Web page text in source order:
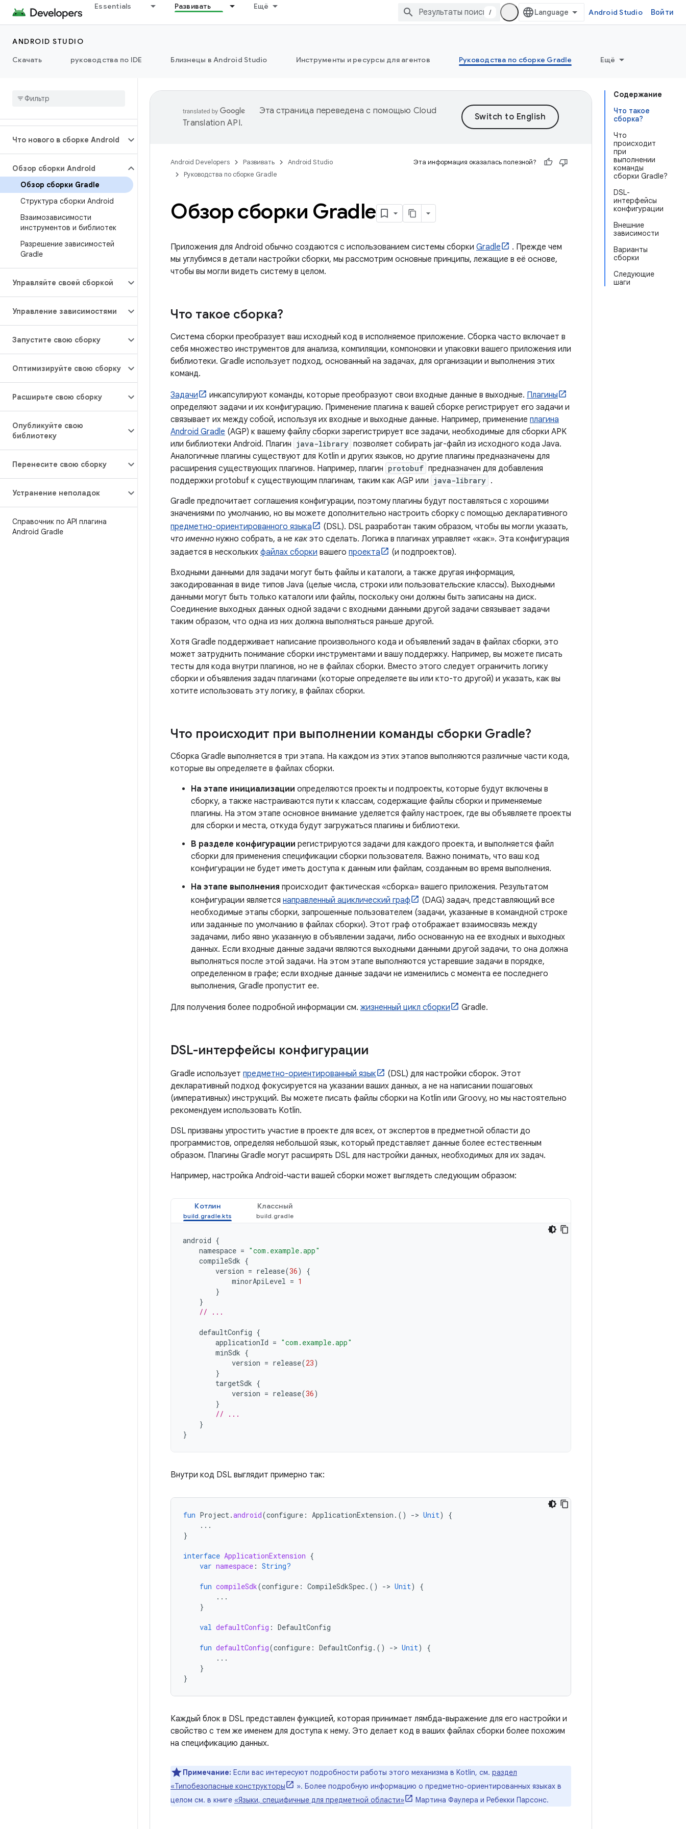
Essentials Развивать Ещё
/ Android Studio Войти
ANDROID STUDIO
Скачать
руководства по IDE Близнецы в Android Studio Инструменты и ресурсы для агентов Руководства по сборке Gradle Ещё
Что нового в сборке Android
Обзор сборки Android
Обзор сборки Gradle
Структура сборки Android
Взаимозависимости
инструментов и библиотек
Разрешение зависимостей
Gradle
Управляйте своей сборкой
Управление зависимостями
Запустите свою сборку
Оптимизируйте свою сборку
Расширьте свою сборку
Опубликуйте свою
библиотеку
Перенесите свою сборку
Устранение неполадок
Справочник по API плагина
Android Gradle
Содержание
Что такое
сборка?
Что
происходит
при
выполнении
команды
сборки Gradle?
DSL-
интерфейсы
конфигурации
Внешние
зависимости
Варианты
сборки
Следующие
шаги
Эта страница переведена с помощью Cloud
Translation API.
Android Developers Развивать
Android Studio
Руководства по сборке Gradle
Эта информация оказалась полезной?
Обзор сборки Gradle
Приложения для Android обычно создаются с использованием системы сборки Gradle
. Прежде чем
мы углубимся в детали настройки сборки, мы рассмотрим основные принципы, лежащие в её основе,
чтобы вы могли видеть систему в целом.
Что такое сборка?
Система сборки преобразует ваш исходный код в исполняемое приложение. Сборка часто включает в
себя множество инструментов для анализа, компиляции, компоновки и упаковки вашего приложения или
библиотеки. Gradle использует подход, основанный на задачах, для организации и выполнения этих
команд.
Задачи инкапсулируют команды, которые преобразуют свои входные данные в выходные. Плагины
определяют задачи и их конфигурацию. Применение плагина к вашей сборке регистрирует его задачи и
связывает их между собой, используя их входные и выходные данные. Например, применение плагина
Android Gradle (AGP) к вашему файлу сборки зарегистрирует все задачи, необходимые для сборки APK
или библиотеки Android. Плагин java-library позволяет собирать jar-файл из исходного кода Java.
Аналогичные плагины существуют для Kotlin и других языков, но другие плагины предназначены для
расширения существующих плагинов. Например, плагин protobuf предназначен для добавления
поддержки protobuf к существующим плагинам, таким как AGP или java-library .
Gradle предпочитает соглашения конфигурации, поэтому плагины будут поставляться с хорошими
значениями по умолчанию, но вы можете дополнительно настроить сборку с помощью декларативного
предметно-ориентированного языка
(DSL). DSL разработан таким образом, чтобы вы могли указать,
что именно нужно собрать, а не какэто сделать. Логика в плагинах управляет «как». Эта конфигурация
задается в нескольких файлах сборки вашего проекта
(и подпроектов).
Входными данными для задачи могут быть файлы и каталоги, а также другая информация,
закодированная в виде типов Java (целые числа, строки или пользовательские классы). Выходными
данными могут быть только каталоги или файлы, поскольку они должны быть записаны на диск.
Соединение выходных данных одной задачи с входными данными другой задачи связывает задачи
таким образом, что одна из них должна выполняться раньше другой.
Хотя Gradle поддерживает написание произвольного кода и объявлений задач в файлах сборки, это
может затруднить понимание сборки инструментами и вашу поддержку. Например, вы можете писать
тесты для кода внутри плагинов, но не в файлах сборки. Вместо этого следует ограничить логику
сборки и объявления задач плагинами (которые определяете вы или кто-то другой) и указать, как вы
хотите использовать эту логику, в файлах сборки.
Что происходит при выполнении команды сборки Gradle?
Сборка Gradle выполняется в три этапа. На каждом из этих этапов выполняются различные части кода,
которые вы определяете в файлах сборки.
На этапе инициализации определяются проекты и подпроекты, которые будут включены в
сборку, а также настраиваются пути к классам, содержащие файлы сборки и применяемые
плагины. На этом этапе основное внимание уделяется файлу настроек, где вы объявляете проекты
для сборки и места, откуда будут загружаться плагины и библиотеки.
В разделе конфигурации регистрируются задачи для каждого проекта, и выполняется файл
сборки для применения спецификации сборки пользователя. Важно понимать, что ваш код
конфигурации не будет иметь доступа к данным или файлам, созданным во время выполнения.
На этапе выполнения происходит фактическая «сборка» вашего приложения. Результатом
конфигурации является направленный ациклический граф
(DAG) задач, представляющий все
необходимые этапы сборки, запрошенные пользователем (задачи, указанные в командной строке
или заданные по умолчанию в файлах сборки). Этот граф отображает взаимосвязь между
задачами, либо явно указанную в объявлении задачи, либо основанную на ее входных и выходных
данных. Если входные данные задачи являются выходными данными другой задачи, то она должна
выполняться после этой задачи. На этом этапе выполняются устаревшие задачи в порядке,
определенном в графе; если входные данные задачи не изменились с момента ее последнего
выполнения, Gradle пропустит ее.
Для получения более подробной информации см. жизненный цикл сборки Gradle.
DSL-интерфейсы конфигурации
Gradle использует предметно-ориентированный язык
(DSL) для настройки сборок. Этот
декларативный подход фокусируется на указании ваших данных, а не на написании пошаговых
(императивных) инструкций. Вы можете писать файлы сборки на Kotlin или Groovy, но мы настоятельно
рекомендуем использовать Kotlin.
DSL призваны упростить участие в проекте для всех, от экспертов в предметной области до
программистов, определяя небольшой язык, который представляет данные более естественным
образом. Плагины Gradle могут расширять DSL для настройки данных, необходимых для их задач.
Например, настройка Android-части вашей сборки может выглядеть следующим образом:
Котлин Классный
android {
namespace = "com.example.app"
compileSdk {
version = release(36)
{
minorApiLevel = 1
}
}
// ...
defaultConfig {
applicationId = "com.example.app"
minSdk {
version = release(23)
}
targetSdk {
version = release(36)
}
// ...
}
}
Внутри код DSL выглядит примерно так:
fun Project.android(configure : ApplicationExtension .() -> Unit)
{
...
}
interface ApplicationExtension {
var namespace : String?
fun compileSdk(configure : CompileSdkSpec.() -> Unit)
{
...
}
val defaultConfig : DefaultConfig
fun defaultConfig(configure : DefaultConfig .() -> Unit)
{
...
}
}
Каждый блок в DSL представлен функцией, которая принимает лямбда-выражение для его настройки и
свойство с тем же именем для доступа к нему. Это делает код в ваших файлах сборки более похожим
на спецификацию данных.
Примечание: Если вас интересуют подробности работы этого механизма в Kotlin, см. раздел
«Типобезопасные конструкторы
». Более подробную информацию о предметно-ориентированных языках в
целом см. в книге «Языки, специфичные для предметной области» Мартина Фаулера и Ребекки Парсонс.